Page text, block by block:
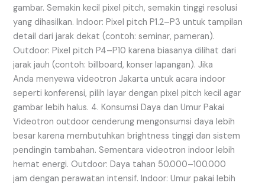
gambar. Semakin kecil pixel pitch, semakin tinggi resolusi
yang dihasilkan. Indoor: Pixel pitch P1.2–P3 untuk tampilan
detail dari jarak dekat (contoh: seminar, pameran).
Outdoor: Pixel pitch P4–P10 karena biasanya dilihat dari
jarak jauh (contoh: billboard, konser lapangan). Jika
Anda menyewa videotron Jakarta untuk acara indoor
seperti konferensi, pilih layar dengan pixel pitch kecil agar
gambar lebih halus. 4. Konsumsi Daya dan Umur Pakai
Videotron outdoor cenderung mengonsumsi daya lebih
besar karena membutuhkan brightness tinggi dan sistem
pendingin tambahan. Sementara videotron indoor lebih
hemat energi. Outdoor: Daya tahan 50.000–100.000
jam dengan perawatan intensif. Indoor: Umur pakai lebih